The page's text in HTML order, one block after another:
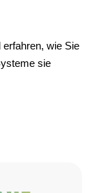
wie Sie
sie